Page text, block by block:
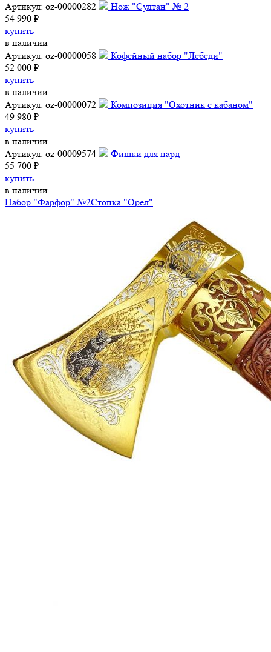
Артикул: oz-00000282
Нож "Султан" № 2
54 990 ₽
купить
в наличии
Артикул: oz-00000058
Кофейный набор "Лебеди"
52 000 ₽
купить
в наличии
Артикул: oz-00000072
Композиция "Охотник с кабаном"
49 980 ₽
купить
в наличии
Артикул: oz-00009574
Фишки для нард
55 700 ₽
купить
в наличии
Набор "Фарфор" №2Стопка "Орел"